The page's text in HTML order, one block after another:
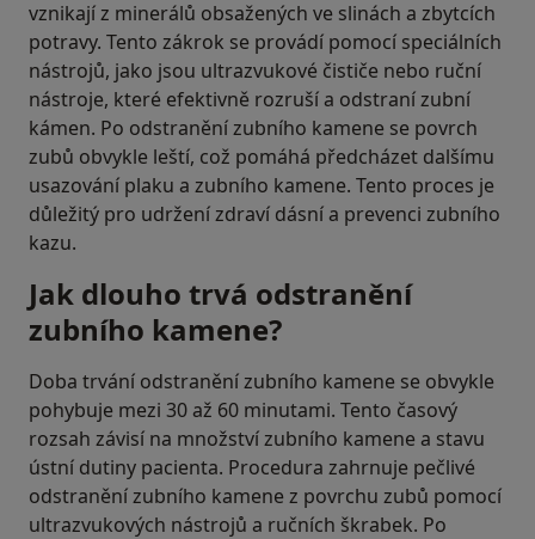
vznikají z minerálů obsažených ve slinách a zbytcích
potravy. Tento zákrok se provádí pomocí speciálních
nástrojů, jako jsou ultrazvukové čističe nebo ruční
nástroje, které efektivně rozruší a odstraní zubní
kámen. Po odstranění zubního kamene se povrch
zubů obvykle leští, což pomáhá předcházet dalšímu
usazování plaku a zubního kamene. Tento proces je
důležitý pro udržení zdraví dásní a prevenci zubního
kazu.
Jak dlouho trvá odstranění
zubního kamene?
Doba trvání odstranění zubního kamene se obvykle
pohybuje mezi 30 až 60 minutami. Tento časový
rozsah závisí na množství zubního kamene a stavu
ústní dutiny pacienta. Procedura zahrnuje pečlivé
odstranění zubního kamene z povrchu zubů pomocí
ultrazvukových nástrojů a ručních škrabek. Po